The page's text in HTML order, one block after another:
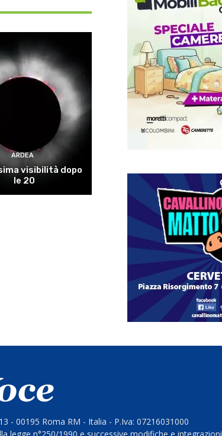
ARDEA
visibilità dopo
le 20
- 00195 Roma RM - Italia - P.Iva: 07216031000